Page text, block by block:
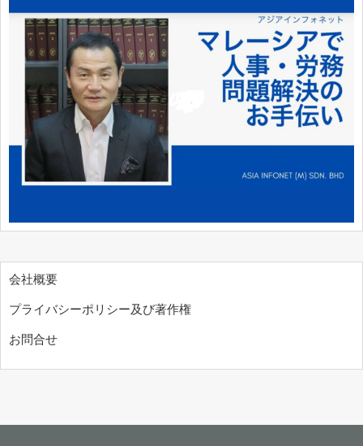
会社概要
プライバシーポリシー及び著作権
お問合せ